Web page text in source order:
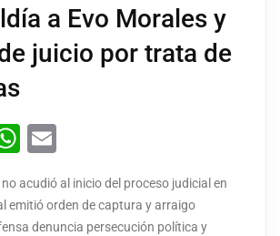
a Evo Morales y
juicio por trata de
WhatsApp
acudió al inicio del proceso judicial en
emitió orden de captura y arraigo
denuncia persecución política y